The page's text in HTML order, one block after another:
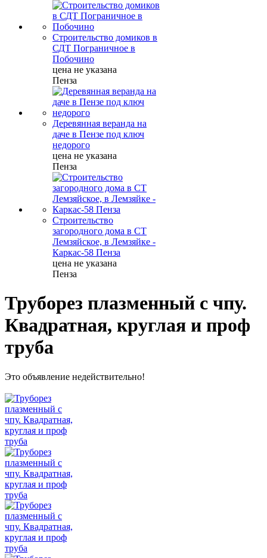
Строительство домиков в
СДТ Пограничное в
Побочино
цена не указана
Пенза
Деревянная веранда на
даче в Пензе под ключ
недорого
цена не указана
Пенза
Строительство
загородного дома в СТ
Лемзяйское, в Лемзяйке -
Каркас-58 Пенза
цена не указана
Пенза
Труборез плазменный с чпу.
Квадратная, круглая и проф
труба
Это объявление недействительно!